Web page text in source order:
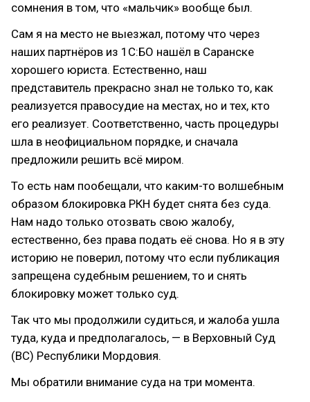
сомнения в том, что «мальчик» вообще был.
Сам я на место не выезжал, потому что через
наших партнёров из 1С:БО нашёл в Саранске
хорошего юриста. Естественно, наш
представитель прекрасно знал не только то, как
реализуется правосудие на местах, но и тех, кто
его реализует. Соответственно, часть процедуры
шла в неофициальном порядке, и сначала
предложили решить всё миром.
То есть нам пообещали, что каким-то волшебным
образом блокировка РКН будет снята без суда.
Нам надо только отозвать свою жалобу,
естественно, без права подать её снова. Но я в эту
историю не поверил, потому что если публикация
запрещена судебным решением, то и снять
блокировку может только суд.
Так что мы продолжили судиться, и жалоба ушла
туда, куда и предполагалось, — в Верховный Суд
(ВС) Республики Мордовия.
Мы обратили внимание суда на три момента.